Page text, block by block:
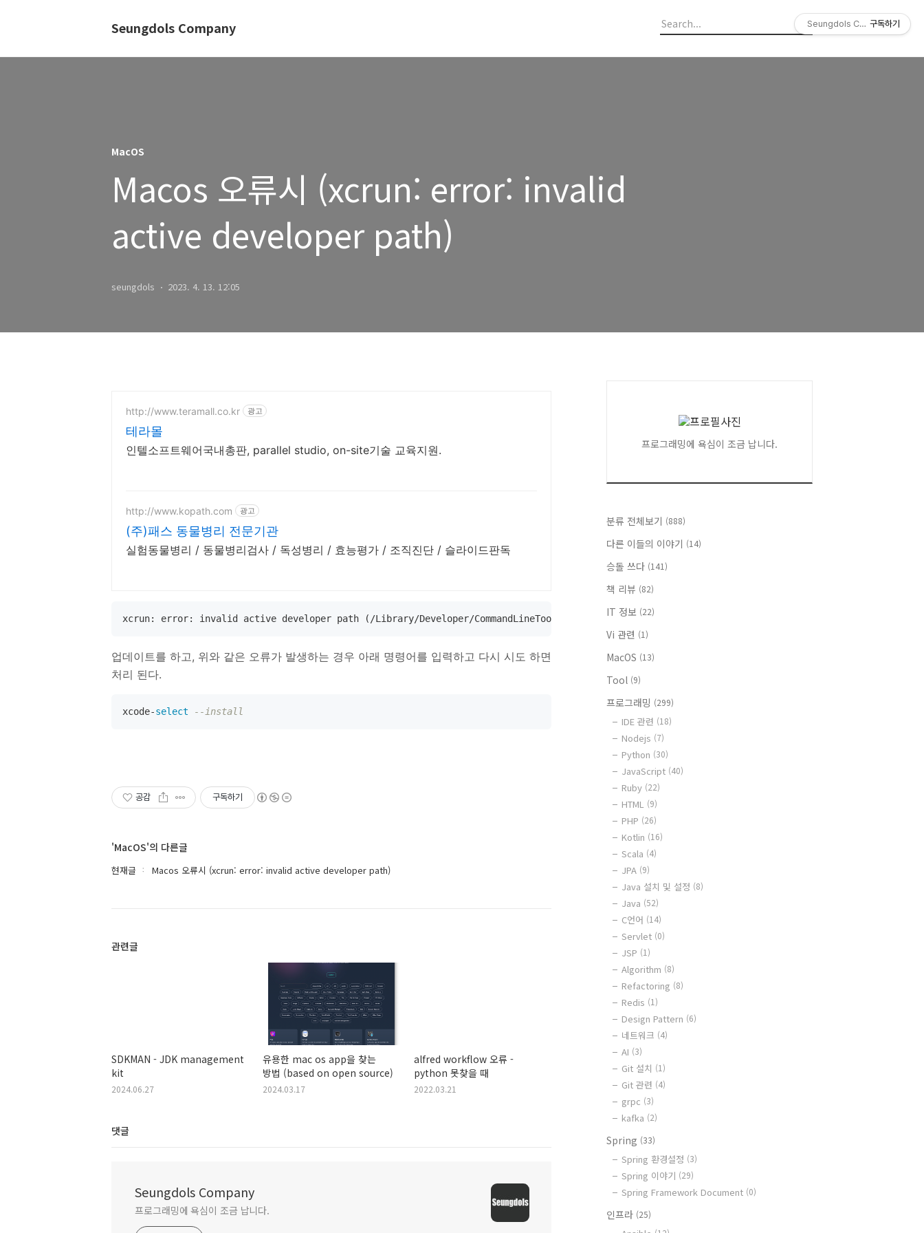
Seungdols Company
MacOS
Macos 오류시 (xcrun: error: invalid
active developer path)
seungdols 2023. 4. 13. 12:05
http://www.teramall.co.kr 광고
테라몰
인텔소프트웨어국내총판, parallel studio, on-site기술 교육지원.
http://www.kopath.com 광고
(주)패스 동물병리 전문기관
실험동물병리 / 동물병리검사 / 독성병리 / 효능평가 / 조직진단 / 슬라이드판독
xcrun: error: invalid active developer path (/Library/Developer/CommandLineTools), missing xcrun at: /Library/Developer/CommandLineTools/usr/bin/
업데이트를 하고, 위와 같은 오류가 발생하는 경우 아래 명령어를 입력하고 다시 시도 하면
처리 된다.
xcode-select --install
공감 구독하기
'MacOS'의 다른글
현재글 Macos 오류시 (xcrun: error: invalid active developer path)
관련글
SDKMAN - JDK management
kit
2024.06.27
유용한 mac os app을 찾는
방법 (based on open source)
2024.03.17
alfred workflow 오류 -
python 못찾을 때
2022.03.21
댓글
Seungdols Company
프로그래밍에 욕심이 조금 납니다.
프로그래밍에 욕심이 조금 납니다.
분류 전체보기 (888)
다른 이들의 이야기 (14)
승돌 쓰다 (141)
책 리뷰 (82)
IT 정보 (22)
Vi 관련 (1)
MacOS (13)
Tool (9)
프로그래밍 (299)
IDE 관련 (18)
Nodejs (7)
Python (30)
JavaScript (40)
Ruby (22)
HTML (9)
PHP (26)
Kotlin (16)
Scala (4)
JPA (9)
Java 설치 및 설정 (8)
Java (52)
C언어 (14)
Servlet (0)
JSP (1)
Algorithm (8)
Refactoring (8)
Redis (1)
Design Pattern (6)
네트워크 (4)
AI (3)
Git 설치 (1)
Git 관련 (4)
grpc (3)
kafka (2)
Spring (33)
Spring 환경설정 (3)
Spring 이야기 (29)
Spring Framework Document (0)
인프라 (25)
Seungdols Company
구독하기